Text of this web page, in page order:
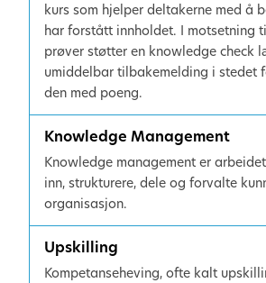
kurs som hjelper deltakerne med å
har forstått innholdet. I motsetning
prøver støtter en knowledge check
umiddelbar tilbakemelding i stedet
den med poeng.
Knowledge Management
Knowledge management er
inn, strukturere, dele og forvalte
organisasjon.
Upskilling
Kompetanseheving, ofte kalt